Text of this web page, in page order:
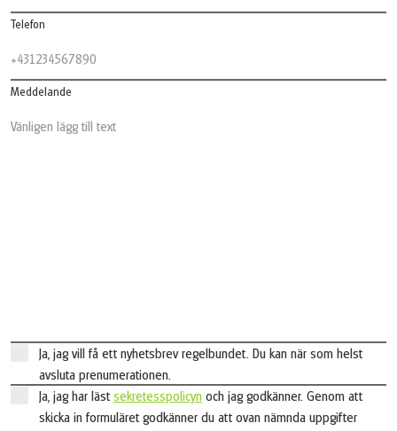
Telefon
Meddelande
Ja, jag vill få ett nyhetsbrev regelbundet. Du kan när som helst
avsluta prenumerationen.
Ja, jag har läst sekretesspolicyn och jag godkänner. Genom att
skicka in formuläret godkänner du att ovan nämnda uppgifter